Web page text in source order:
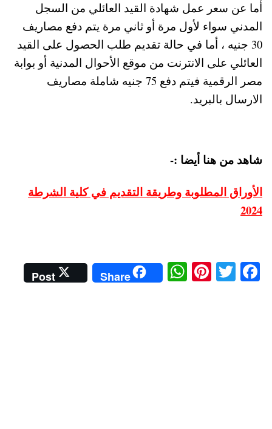
أما عن سعر عمل شهادة القيد العائلي من السجل
المدني سواء لأول مرة أو ثاني مرة يتم دفع مصاريف
30 جنيه ، أما في حالة تقديم طلب الحصول على القيد
العائلي على الانترنت من موقع الأحوال المدنية أو بوابة
مصر الرقمية فيتم دفع 75 جنيه شاملة مصاريف
الارسال بالبريد.
شاهد من هنا أيضا :-
الأوراق المطلوبة وطريقة التقديم في كلية الشرطة
2024
Fa
T
Pi
W
ha
Share
Post